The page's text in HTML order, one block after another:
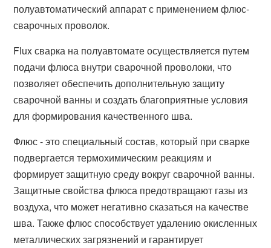
полуавтоматический аппарат с применением флюс-
сварочных проволок.
Flux сварка на полуавтомате осуществляется путем
подачи флюса внутри сварочной проволоки, что
позволяет обеспечить дополнительную защиту
сварочной ванны и создать благоприятные условия
для формирования качественного шва.
Флюс - это специальный состав, который при сварке
подвергается термохимическим реакциям и
формирует защитную среду вокруг сварочной ванны.
Защитные свойства флюса предотвращают газы из
воздуха, что может негативно сказаться на качестве
шва. Также флюс способствует удалению окисленных
металлических загрязнений и гарантирует